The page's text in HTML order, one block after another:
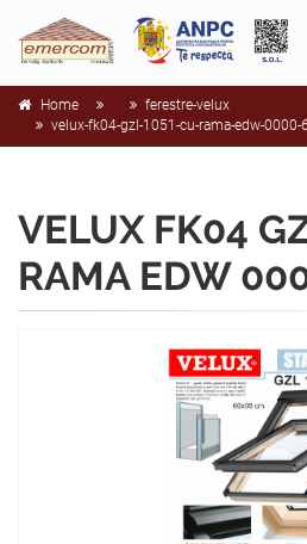
Home
ferestre-velux
velux-fk04-gzl-1051-cu-rama-edw-0000-
VELUX FK04
RAMA EDW